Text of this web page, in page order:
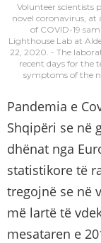
Volunteer scientists
novel coronavirus, at
of COVID-19
Lighthouse Lab at
22, 2020. - The
recent days for the
symptoms of the
Pandemia e
Shqipëri se në
dhënat nga
statistikore të
tregojnë se në
më lartë të
mesataren e